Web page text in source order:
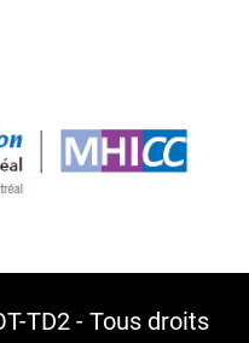
TD2 - Tous droits